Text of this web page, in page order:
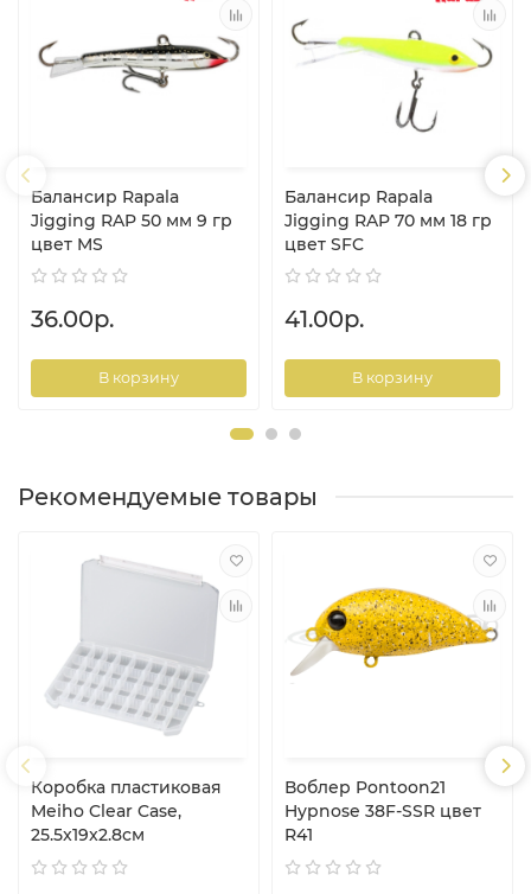
Балансир Rapala
Jigging RAP 50 мм 9 гр
цвет MS
36.00р.
В корзину
Балансир Rapala
Jigging RAP 70 мм 18 гр
цвет SFC
41.00р.
В корзину
Рекомендуемые товары
Коробка пластиковая
Meiho Clear Case,
25.5x19x2.8см
Воблер Pontoon21
Hypnose 38F-SSR цвет
R41